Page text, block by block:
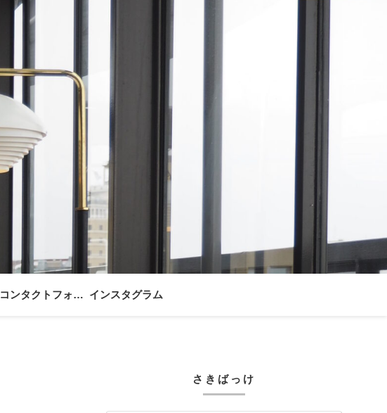
コンタクトフォー インスタグラム
さきばっけ